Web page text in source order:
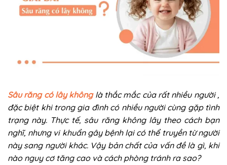
Sâu răng có lây khônglà thắc mắc của rất nhiều người ,
đặc biệt khi trong gia đình có nhiều người cùng gặp tình
trạng này. Thực tế, sâu răng không lây theo cách bạn
nghĩ, nhưng vi khuẩn gây bệnh lại có thể truyền từ người
này sang người khác. Vậy bản chất của vấn đề là gì, khi
nào nguy cơ tăng cao và cách phòng tránh ra sao?